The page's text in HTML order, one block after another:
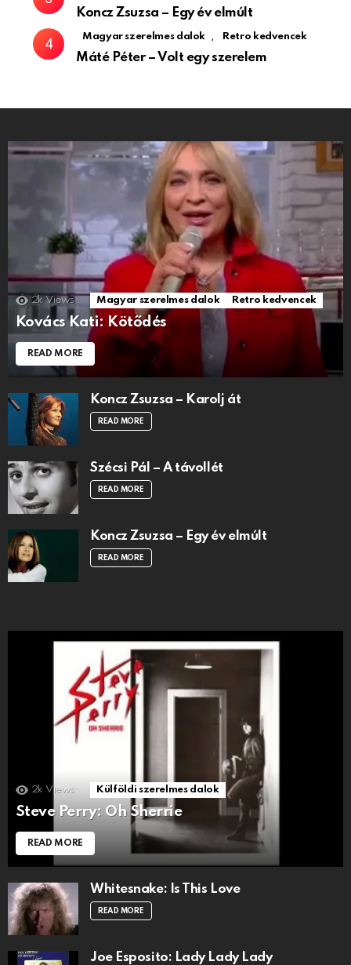
Koncz Zsuzsa – Egy év elmúlt
Magyar szerelmes dalok , Retro kedvencek
Máté Péter – Volt egy szerelem
2k Views Magyar szerelmes dalok Retro kedvencek
Kovács Kati: Kötődés
READ MORE
Koncz Zsuzsa – Karolj át
READ MORE
Szécsi Pál – A távollét
READ MORE
Koncz Zsuzsa – Egy év elmúlt
READ MORE
2k Views Külföldi szerelmes dalok
Steve Perry: Oh Sherrie
READ MORE
Whitesnake: Is This Love
READ MORE
Joe Esposito: Lady Lady Lady